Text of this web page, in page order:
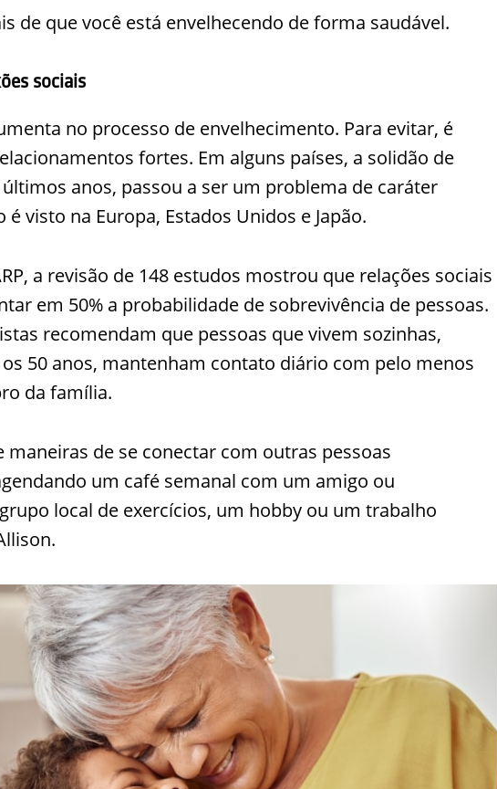
de que você está envelhecendo de forma saudável.
sociais
no processo de envelhecimento. Para evitar, é
fortes. Em alguns países, a solidão de
anos, passou a ser um problema de caráter
é visto na Europa, Estados Unidos e Japão.
a revisão de 148 estudos mostrou que relações sociais
em 50% a probabilidade de sobrevivência de pessoas.
recomendam que pessoas que vivem sozinhas,
50 anos, mantenham contato diário com pelo menos
da família.
maneiras de se conectar com outras pessoas
um café semanal com um amigo ou
local de exercícios, um hobby ou um trabalho